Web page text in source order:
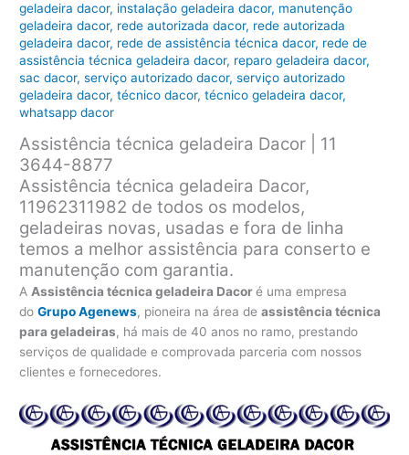
geladeira dacor, instalação geladeira dacor, manutenção
geladeira dacor, rede autorizada dacor, rede autorizada
geladeira dacor, rede de assistência técnica dacor, rede de
assistência técnica geladeira dacor, reparo geladeira dacor,
sac dacor,serviço autorizado dacor,serviço autorizado
geladeira dacor,técnico dacor,técnico geladeira dacor,
whatsapp dacor
Assistência técnica geladeira Dacor | 11
3644-8877
Assistência técnica geladeira Dacor,
11962311982 de todos os modelos,
geladeiras novas, usadas e fora de linha
temos a melhor assistência para conserto e
manutenção com garantia.
A Assistência técnica geladeira Dacoré uma empresa
doGrupo Agenews, pioneira na área deassistência técnica
para geladeiras, há mais de 40 anos no ramo, prestando
serviços de qualidade e comprovada parceria com nossos
clientes e fornecedores.